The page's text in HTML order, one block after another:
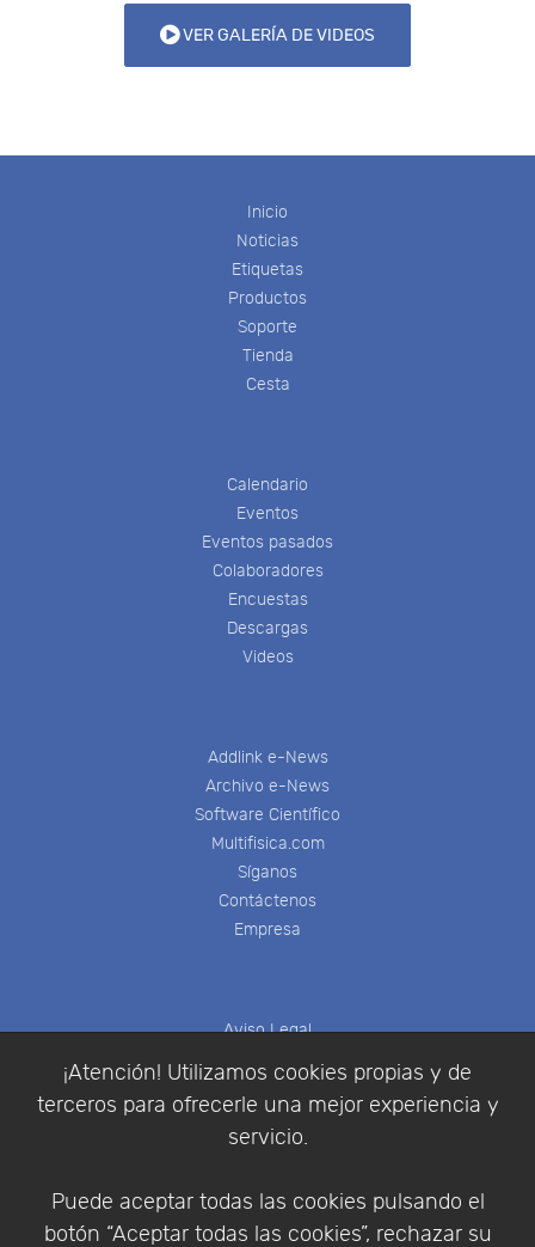
¡Atención! Utilizamos cookies propias y de
terceros para ofrecerle una mejor experiencia y
servicio.
Puede aceptar todas las cookies pulsando el
botón “Aceptar todas las cookies”, rechazar su
VER GALERÍA DE VIDEOS
Inicio
Noticias
Etiquetas
Productos
Soporte
Tienda
Cesta
Calendario
Eventos
Eventos pasados
Colaboradores
Encuestas
Descargas
Videos
Addlink e-News
Archivo e-News
Software Científico
Multifisica.com
Síganos
Contáctenos
Empresa
Aviso Legal
Condiciones de compra
Identificarse